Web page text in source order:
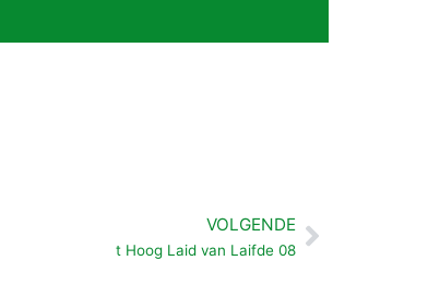
VOLGENDE
t Hoog Laid van Laifde 08Volgende